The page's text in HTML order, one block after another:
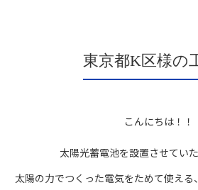
東京都K区様の
こんにちは！！
太陽光蓄電池を設置させてい
太陽の力でつくった電気をためて使え